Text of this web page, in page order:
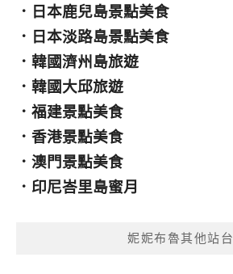
． 日本鹿兒島景點美食
． 日本淡路島景點美食
． 韓國濟州島旅遊
． 韓國大邱旅遊
． 福建景點美食
． 香港景點美食
． 澳門景點美食
． 印尼峇里島蜜月
妮妮布魯其他站台